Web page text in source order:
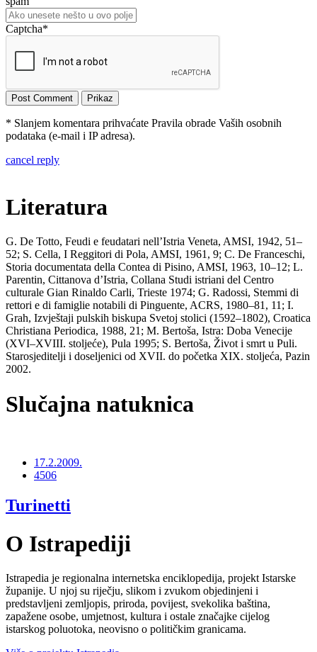
Captcha*
* Slanjem komentara prihvaćate Pravila obrade Vaših osobnih
podataka (e-mail i IP adresa).
cancel reply
Literatura
G. De Totto, Feudi e feudatari nell’Istria Veneta, AMSI, 1942, 51–
52; S. Cella, I Reggitori di Pola, AMSI, 1961, 9; C. De Franceschi,
Storia documentata della Contea di Pisino, AMSI, 1963, 10–12; L.
Parentin, Cittanova d’Istria, Collana Studi istriani del Centro
culturale Gian Rinaldo Carli, Trieste 1974; G. Radossi, Stemmi di
rettori e di famiglie notabili di Pinguente, ACRS, 1980–81, 11; I.
Grah, Izvještaji pulskih biskupa Svetoj stolici (1592–1802), Croatica
Christiana Periodica, 1988, 21; M. Bertoša, Istra: Doba Venecije
(XVI–XVIII. stoljeće), Pula 1995; S. Bertoša, Život i smrt u Puli.
Starosjeditelji i doseljenici od XVII. do početka XIX. stoljeća, Pazin
2002.
Slučajna natuknica
17.2.2009.
4506
Turinetti
O Istrapediji
Istrapedia je regionalna internetska enciklopedija, projekt Istarske
županije. U njoj su riječju, slikom i zvukom objedinjeni i
predstavljeni zemljopis, priroda, povijest, svekolika baština,
zapažene osobe, umjetnost, kultura i ostale značajke cijelog
istarskog poluotoka, neovisno o političkim granicama.